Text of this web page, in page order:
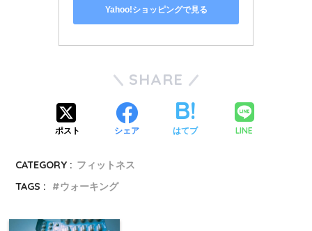
Yahoo!ショッピングで見る
SHARE
ポスト シェア はてブ LINE
CATEGORY : フィットネス
TAGS :
ウォーキング